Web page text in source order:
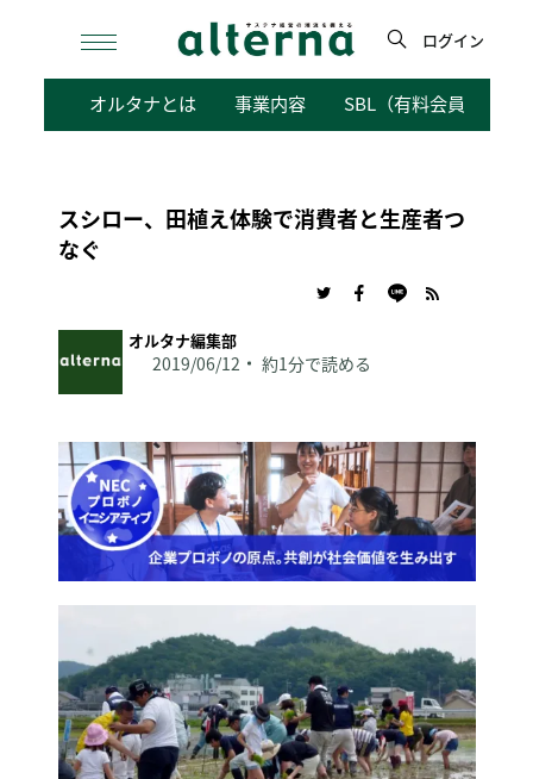
検
ログイン
オルタナとは 事業内容 SBL（有料会員向けサ
スシロー、田植え体験で消費者と生産者つ
なぐ
オルタナ編集部
2019/06/12 約1分で読める